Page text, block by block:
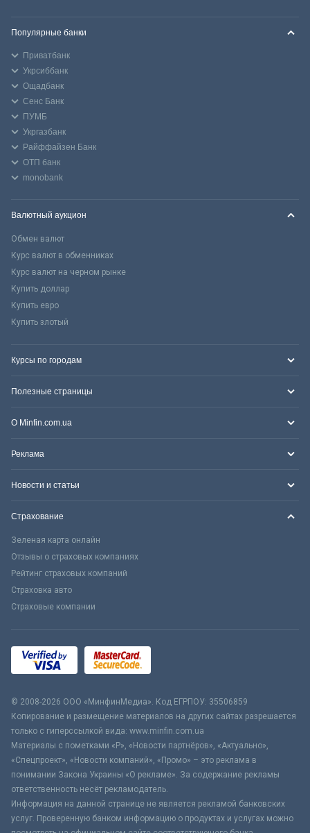
Популярные банки
Приватбанк
Укрсиббанк
Ощадбанк
Сенс Банк
ПУМБ
Укргазбанк
Райффайзен Банк
ОТП банк
monobank
Валютный аукцион
Обмен валют
Курс валют в обменниках
Курс валют на черном рынке
Купить доллар
Купить евро
Купить злотый
Курсы по городам
Полезные страницы
О Minfin.com.ua
Реклама
Новости и статьи
Страхование
Зеленая карта онлайн
Отзывы о страховых компаниях
Рейтинг страховых компаний
Страховка авто
Страховые компании
© 2008-2026 ООО «МинфинМедиа». Код ЕГРПОУ: 35506859
Копирование и размещение материалов на других сайтах разрешается
только с гиперссылкой вида: www.minfin.com.ua
Материалы с пометками «Р», «Новости партнёров», «Актуально»,
«Спецпроект», «Новости компаний», «Промо» – это реклама в
понимании Закона Украины «О рекламе». За содержание рекламы
ответственность несёт рекламодатель.
Информация на данной странице не является рекламой банковских
услуг. Проверенную банком информацию о продуктах и услугах можно